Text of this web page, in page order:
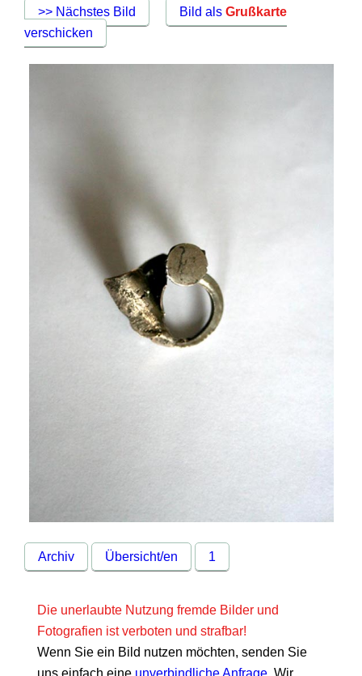
>> Nächstes Bild Bild alsGrußkarte
verschicken
Archiv Übersicht/en 1
Die unerlaubte Nutzung fremde Bilder und
Fotografien ist verboten und strafbar!
Wenn Sie ein Bild nutzen möchten, senden Sie